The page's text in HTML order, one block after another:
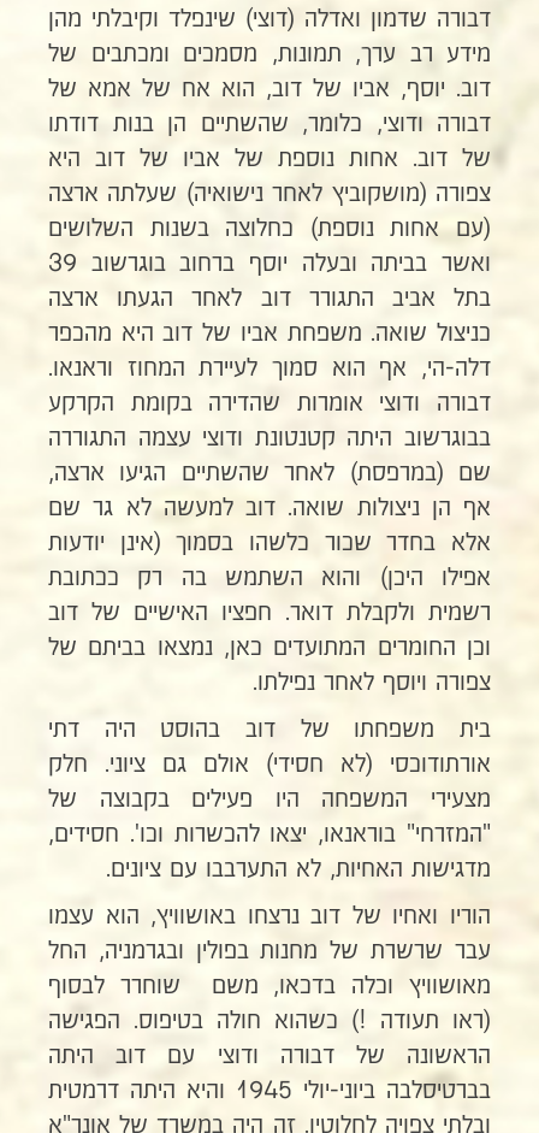
דבורה שדמון ואדלה (דוצי) שינפלד וקיבלתי מהן
מידע רב ערך, תמונות, מסמכים ומכתבים של
דוב. יוסף, אביו של דוב, הוא אח של אמא של
דבורה ודוצי, כלומר, שהשתיים הן בנות דודתו
של דוב. אחות נוספת של אביו של דוב היא
צפורה (מושקוביץ לאחר נישואיה) שעלתה ארצה
(עם אחות נוספת) כחלוצה בשנות השלושים
ואשר בביתה ובעלה יוסף ברחוב בוגרשוב 39
בתל אביב התגורר דוב לאחר הגעתו ארצה
כניצול שואה. משפחת אביו של דוב היא מהכפר
דלה-הי, אף הוא סמוך לעיירת המחוז וראנאו.
דבורה ודוצי אומרות שהדירה בקומת הקרקע
בבוגרשוב היתה קטנטונת ודוצי עצמה התגוררה
שם (במרפסת) לאחר שהשתיים הגיעו ארצה,
אף הן ניצולות שואה. דוב למעשה לא גר שם
אלא בחדר שכור כלשהו בסמוך (אינן יודעות
אפילו היכן) והוא השתמש בה רק ככתובת
רשמית ולקבלת דואר. חפציו האישיים של דוב
וכן החומרים המתועדים כאן, נמצאו בביתם של
צפורה ויוסף לאחר נפילתו.
בית משפחתו של דוב בהוסט היה דתי
אורתודוכסי (לא חסידי) אולם גם ציוני. חלק
מצעירי המשפחה היו פעילים בקבוצה של
"המזרחי" בוראנאו, יצאו להכשרות וכו'. חסידים,
מדגישות האחיות, לא התערבבו עם ציונים.
הוריו ואחיו של דוב נרצחו באושוויץ, הוא עצמו
עבר שרשרת של מחנות בפולין ובגרמניה, החל
מאושוויץ וכלה בדכאו, משם שוחרר לבסוף
(ראו תעודה !) כשהוא חולה בטיפוס. הפגישה
הראשונה של דבורה ודוצי עם דוב היתה
בברטיסלבה ביוני-יולי 1945 והיא היתה דרמטית
ובלתי צפויה לחלוטין. זה היה במשרד של אונר"א